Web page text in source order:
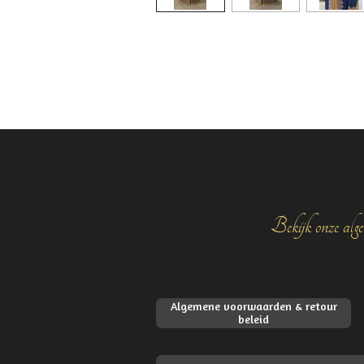
Bekijk onze
Algemene voorwaarden & retour
beleid